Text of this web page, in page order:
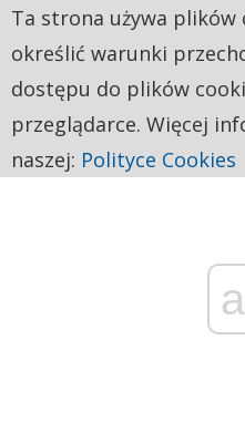
Ta strona używa plików
określić warunki
dostępu do plików
przeglądarce. Więcej
naszej: Polityce Cookies